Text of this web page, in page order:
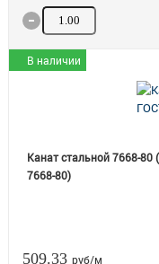
Количество товара
В наличии
Канат стальной 7668-
7668-80)
509.33 руб/м